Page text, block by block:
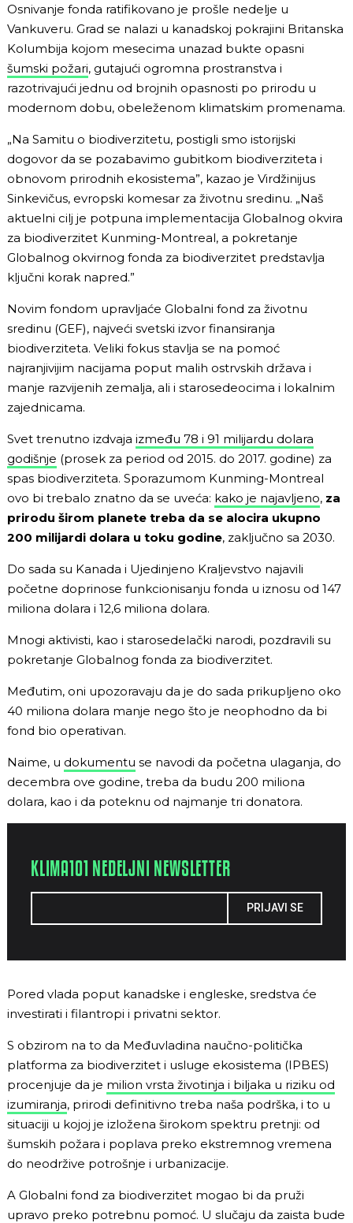
Osnivanje fonda ratifikovano je prošle nedelje u
Vankuveru. Grad se nalazi u kanadskoj pokrajini Britanska
Kolumbija kojom mesecima unazad bukte opasni
šumski požari, gutajući ogromna prostranstva i
razotrivajući jednu od brojnih opasnosti po prirodu u
modernom dobu, obeleženom klimatskim promenama.
„Na Samitu o biodiverzitetu, postigli smo istorijski
dogovor da se pozabavimo gubitkom biodiverziteta i
obnovom prirodnih ekosistema”, kazao je Virdžinijus
Sinkevičus, evropski komesar za životnu sredinu. „Naš
aktuelni cilj je potpuna implementacija Globalnog okvira
za biodiverzitet Kunming-Montreal, a pokretanje
Globalnog okvirnog fonda za biodiverzitet predstavlja
ključni korak napred.”
Novim fondom upravljaće Globalni fond za životnu
sredinu (GEF), najveći svetski izvor finansiranja
biodiverziteta. Veliki fokus stavlja se na pomoć
najranjivijim nacijama poput malih ostrvskih država i
manje razvijenih zemalja, ali i starosedeocima i lokalnim
zajednicama.
Svet trenutno izdvaja između 78 i 91 milijardu dolara
godišnje (prosek za period od 2015. do 2017. godine) za
spas biodiverziteta. Sporazumom Kunming-Montreal
ovo bi trebalo znatno da se uveća: kako je najavljeno, za
prirodu širom planete treba da se alocira ukupno
200 milijardi dolara u toku godine, zaključno sa 2030.
Do sada su Kanada i Ujedinjeno Kraljevstvo najavili
početne doprinose funkcionisanju fonda u iznosu od 147
miliona dolara i 12,6 miliona dolara.
Mnogi aktivisti, kao i starosedelački narodi, pozdravili su
pokretanje Globalnog fonda za biodiverzitet.
Međutim, oni upozoravaju da je do sada prikupljeno oko
40 miliona dolara manje nego što je neophodno da bi
fond bio operativan.
Naime, u dokumentu se navodi da početna ulaganja, do
decembra ove godine, treba da budu 200 miliona
dolara, kao i da poteknu od najmanje tri donatora.
KLIMA101 NEDELJNI NEWSLETTER
PRIJAVI SE
Pored vlada poput kanadske i engleske, sredstva će
investirati i filantropi i privatni sektor.
S obzirom na to da Međuvladina naučno-politička
platforma za biodiverzitet i usluge ekosistema (IPBES)
procenjuje da je milion vrsta životinja i biljaka u riziku od
izumiranja, prirodi definitivno treba naša podrška, i to u
situaciji u kojoj je izložena širokom spektru pretnji: od
šumskih požara i poplava preko ekstremnog vremena
do neodržive potrošnje i urbanizacije.
A Globalni fond za biodiverzitet mogao bi da pruži
upravo preko potrebnu pomoć. U slučaju da zaista bude